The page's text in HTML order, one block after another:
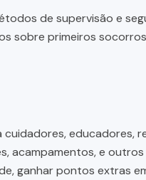
de supervisão e
sobre primeiros
educadores,
acampamentos, e
ganhar pontos extras